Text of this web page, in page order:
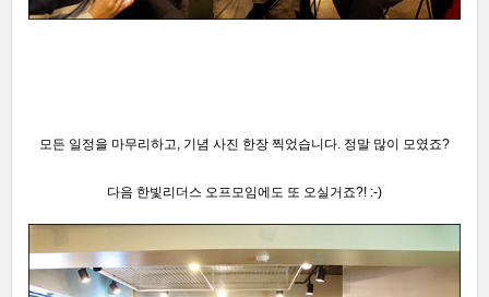
모든 일정을 마무리하고, 기념 사진 한장 찍었습니다. 정말 많이 모였죠?
다음 한빛리더스 오프모임에도 또 오실거죠?! :-)